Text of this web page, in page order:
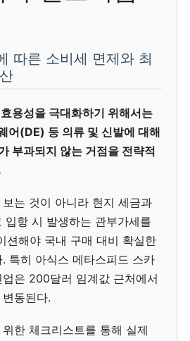
따른 소비세 면제와 최
용성을 극대화하기 위해서는
어(DE) 등 의류 및 신발에 대해
부과되지 않는 거점을 전략적
는 것이 아니라 현지 세금과
입항 시 발생하는 관부가세를
션해야 국내 구매 대비 확실한
특히 아식스 메타스피드 스카
은 200달러 임계값 근처에서
동된다.
한 체크리스트를 통해 실제